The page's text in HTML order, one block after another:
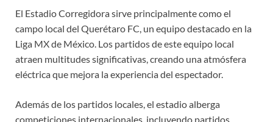
El Estadio Corregidora sirve principalmente como el
campo local del Querétaro FC, un equipo destacado en la
Liga MX de México. Los partidos de este equipo local
atraen multitudes significativas, creando una atmósfera
eléctrica que mejora la experiencia del espectador.
Además de los partidos locales, el estadio alberga
competiciones internacionales, incluyendo partidos